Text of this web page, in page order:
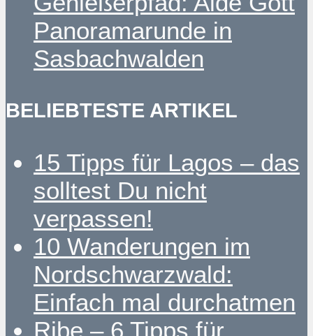
Panoramarunde in
Sasbachwalden
BELIEBTESTE ARTIKEL
15 Tipps für Lagos – das
solltest Du nicht
verpassen!
10 Wanderungen im
Nordschwarzwald:
Einfach mal durchatmen
Ribe – 6 Tipps für